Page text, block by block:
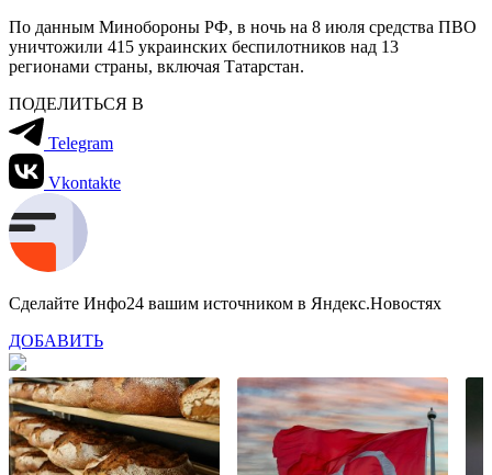
По данным Минобороны РФ, в ночь на 8 июля средства ПВО
уничтожили 415 украинских беспилотников над 13
регионами страны, включая Татарстан.
ПОДЕЛИТЬСЯ В
Telegram
Vkontakte
Сделайте Инфо24 вашим источником в Яндекс.Новостях
ДОБАВИТЬ